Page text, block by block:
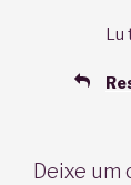
Lu
Deixe um